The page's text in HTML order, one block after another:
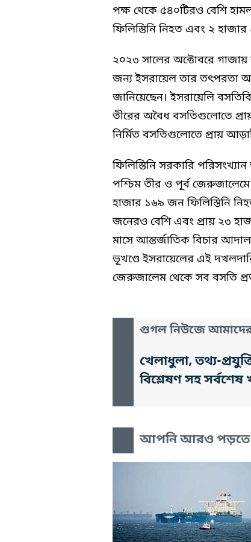
পক্ষ থেকে ৫৪০টিরও বেশি
ফিলিস্তিনি নিহত এবং ২
২০২৩ সালের অক্টোবরে
জন্য ইসরায়েল তার তৎপরতা
জানিয়েছেন। ইসরায়েলি
তীরের অবৈধ বসতিগুলোতে
নির্মিত বসতিগুলোতে প্রায়
ফিলিস্তিনি সরকারি
পশ্চিম তীর ও পূর্ব
হাজার ১৬৯ জন ফিলিস্তিনি
জনেরও বেশি এবং প্রায় ২৩
মাসে আন্তর্জাতিক বিচার
ভূখণ্ডে ইসরায়েলের এই
জেরুজালেম থেকে সব বসতি
গুগল নিউজে আমাদের
খেলাধুলা, তথ্য-
বিশ্লেষণ সহ
আপনি আরও পড়তে